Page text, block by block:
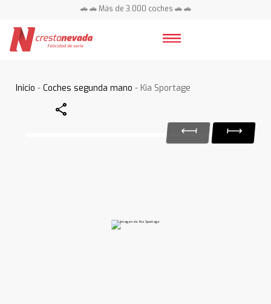
🚗 🚗 Más de 3.000 coches 🚗 🚗
Inicio -Coches segunda mano - Kia Sportage
Share